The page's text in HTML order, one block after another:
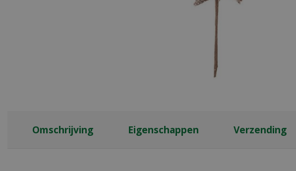
Omschrijving Eigenschappen Verzending